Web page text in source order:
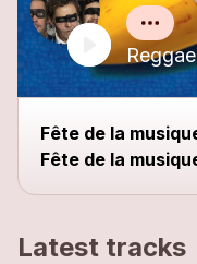
Reggae
Fête de la
Fête de la
Latest tracks